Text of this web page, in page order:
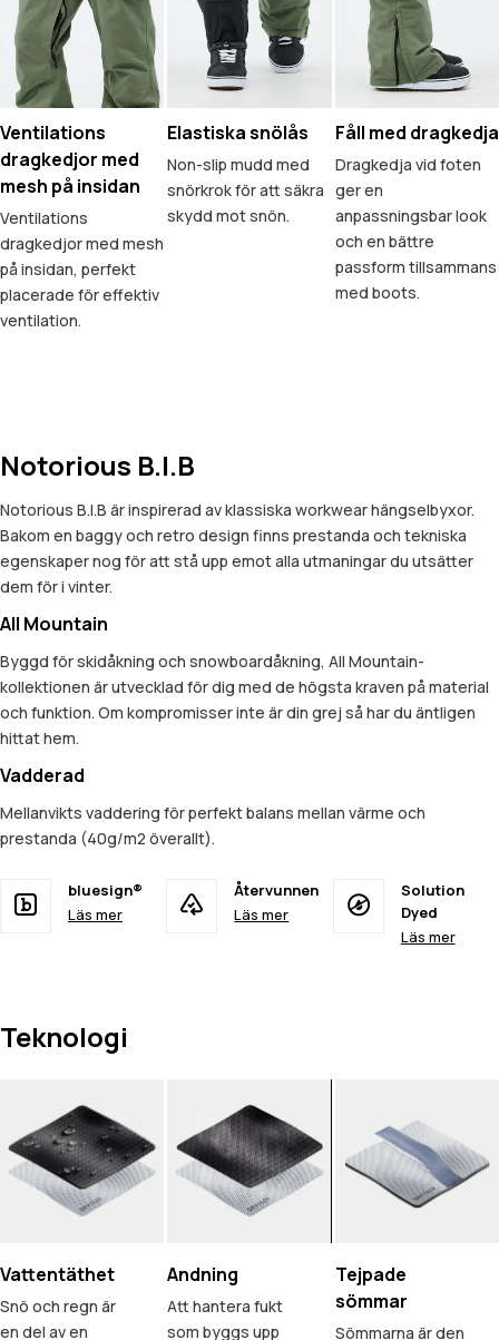
Ventilations
dragkedjor med
mesh på insidan
Ventilations
dragkedjor med mesh
på insidan, perfekt
placerade för effektiv
ventilation.
Elastiska snölås
Non-slip mudd med
snörkrok för att säkra
skydd mot snön.
Fåll med dragkedja
Dragkedja vid foten
ger en
anpassningsbar look
och en bättre
passform tillsammans
med boots.
Notorious B.I.B
Notorious B.I.B är inspirerad av klassiska workwear hängselbyxor.
Bakom en baggy och retro design finns prestanda och tekniska
egenskaper nog för att stå upp emot alla utmaningar du utsätter
dem för i vinter.
All Mountain
Byggd för skidåkning och snowboardåkning, All Mountain-
kollektionen är utvecklad för dig med de högsta kraven på material
och funktion. Om kompromisser inte är din grej så har du äntligen
hittat hem.
Vadderad
Mellanvikts vaddering för perfekt balans mellan värme och
prestanda (40g/m2 överallt).
bluesign®
Läs mer
Återvunnen
Läs mer
Solution
Dyed
Läs mer
Teknologi
Vattentäthet
Snö och regn är
en del av en
Andning
Att hantera fukt
som byggs upp
Tejpade
sömmar
Sömmarna är den